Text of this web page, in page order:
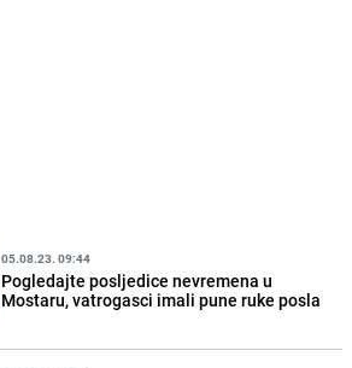
05.08.23. 09:44
Pogledajte posljedice nevremena u
Mostaru, vatrogasci imali pune ruke posla